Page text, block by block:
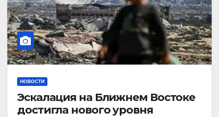
НОВОСТИ
Эскалация на Ближнем Востоке
достигла нового уровня